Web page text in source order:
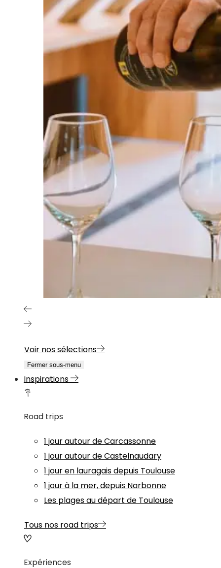
Voir nos sélections
Fermer sous-menu
Inspirations
Road trips
1 jour autour de Carcassonne
1 jour autour de Castelnaudary
1 jour en lauragais depuis Toulouse
1 jour à la mer, depuis Narbonne
Les plages au départ de Toulouse
Tous nos road trips
Expériences